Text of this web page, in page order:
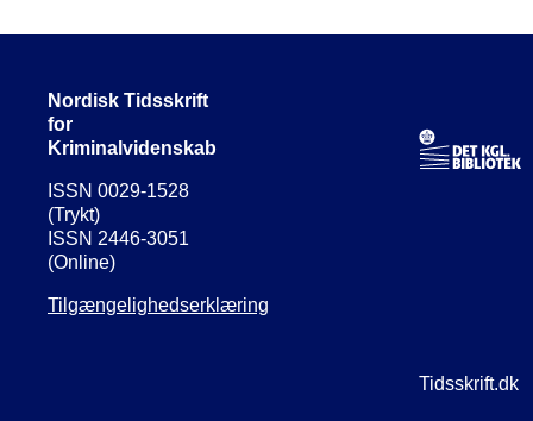
Nordisk Tidsskrift
for
Kriminalvidenskab
ISSN 0029-1528
(Trykt)
ISSN 2446-3051
(Online)
Tilgængelighedserklæring